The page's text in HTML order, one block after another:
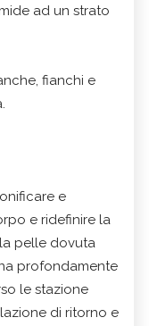
ad un strato
fianchi e
e
e ridefinire la
pelle dovuta
profondamente
le stazione
di ritorno e